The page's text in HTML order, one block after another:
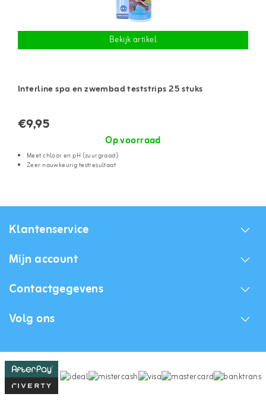
Bekijk artikel
Interline spa en zwembad teststrips 25 stuks
€9,95
Op voorraad
Meet chloor en pH (zuurgraad)
Zeer nauwkeurig testresultaat
Klantenservice
Mijn account
Contactgegevens
Volg ons